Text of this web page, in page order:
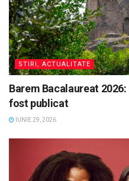
STIRI, ACTUALITATE
Barem Bacalaureat
fost publicat
IUNIE 29, 2026